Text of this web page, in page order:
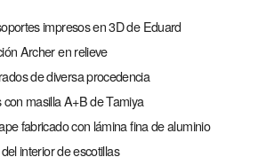
impresos en 3D de Eduard
Archer en relieve
de diversa procedencia
masilla A+B de Tamiya
fabricado con lámina fina de aluminio
interior de escotillas